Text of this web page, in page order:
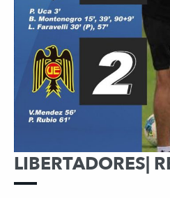
LIBERTADORES|